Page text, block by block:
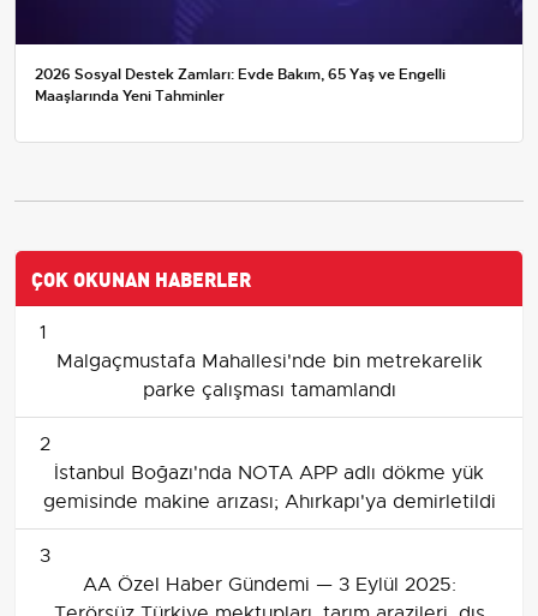
2026 Sosyal Destek Zamları: Evde Bakım, 65 Yaş ve Engelli
Maaşlarında Yeni Tahminler
ÇOK OKUNAN HABERLER
1
Malgaçmustafa Mahallesi'nde bin metrekarelik
parke çalışması tamamlandı
2
İstanbul Boğazı'nda NOTA APP adlı dökme yük
gemisinde makine arızası; Ahırkapı'ya demirletildi
3
AA Özel Haber Gündemi — 3 Eylül 2025: